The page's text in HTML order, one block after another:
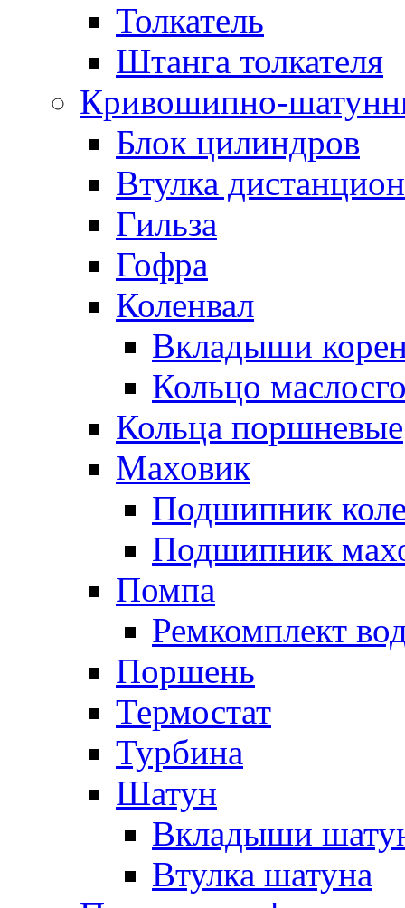
Толкатель
Штанга толкателя
Кривошипно-
Блок цилиндров
Втулка
Гильза
Гофра
Коленвал
Вкладыши
Кольцо
Кольца поршневые
Маховик
Подшипник
Подшипник
Помпа
Ремкомплект
Поршень
Термостат
Турбина
Шатун
Вкладыши
Втулка шатуна